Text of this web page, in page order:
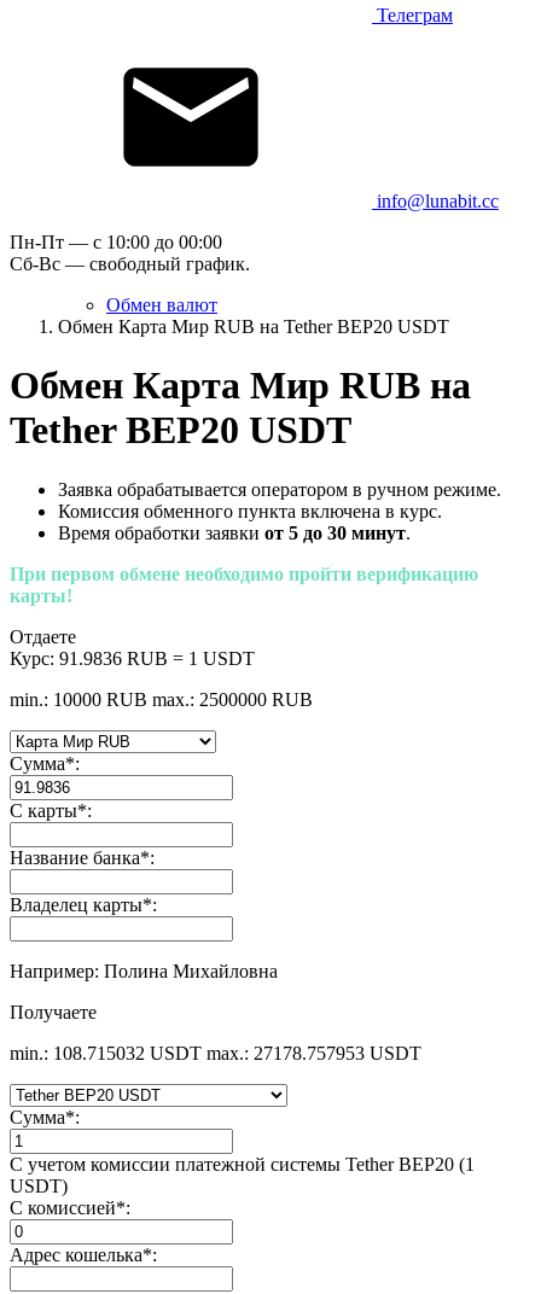
Телеграм
info@lunabit.cc
Пн-Пт — c 10:00 до 00:00
Сб-Вс — свободный график.
Обмен валют
Обмен Карта Мир RUB на Tether BEP20 USDT
Обмен Карта Мир RUB на
Tether BEP20 USDT
Заявка обрабатывается оператором в ручном режиме.
Комиссия обменного пункта включена в курс.
Время обработки заявки от 5 до 30 минут.
При первом обмене необходимо пройти верификацию
карты!
Отдаете
Курс: 91.9836 RUB = 1 USDT
min.: 10000 RUB max.: 2500000 RUB
Сумма*:
С карты*:
Название банка*:
Владелец карты*:
Например: Полина Михайловна
Получаете
min.: 108.715032 USDT max.: 27178.757953 USDT
Сумма*:
С учетом комиссии платежной системы Tether BEP20 (1
USDT)
С комиссией*:
Адрес кошелька*: